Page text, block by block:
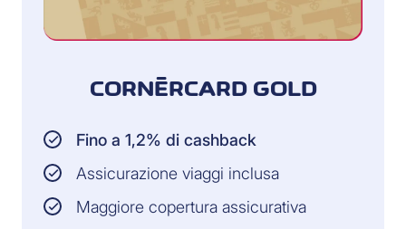
CORNÈRCARD GOLD
Fino a 1,2% di cashback
Assicurazione viaggi inclusa
Maggiore copertura assicurativa